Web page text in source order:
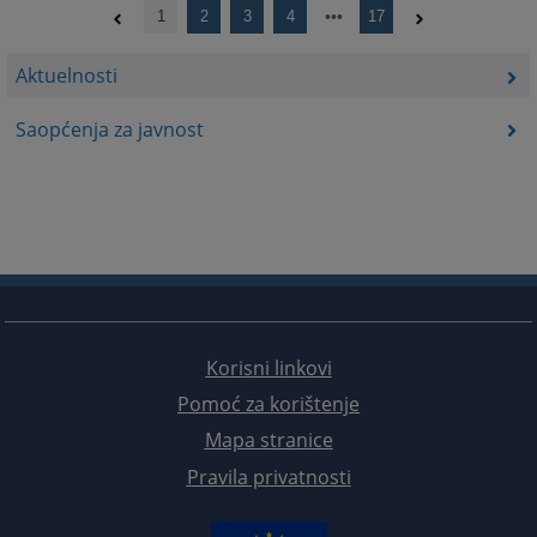
Aktuelnosti
Saopćenja za javnost
1 2 3 4 17
Korisni linkovi
Pomoć za korištenje
Mapa stranice
Pravila privatnosti